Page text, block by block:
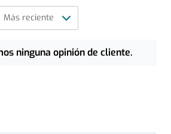
ninguna opinión de cliente.